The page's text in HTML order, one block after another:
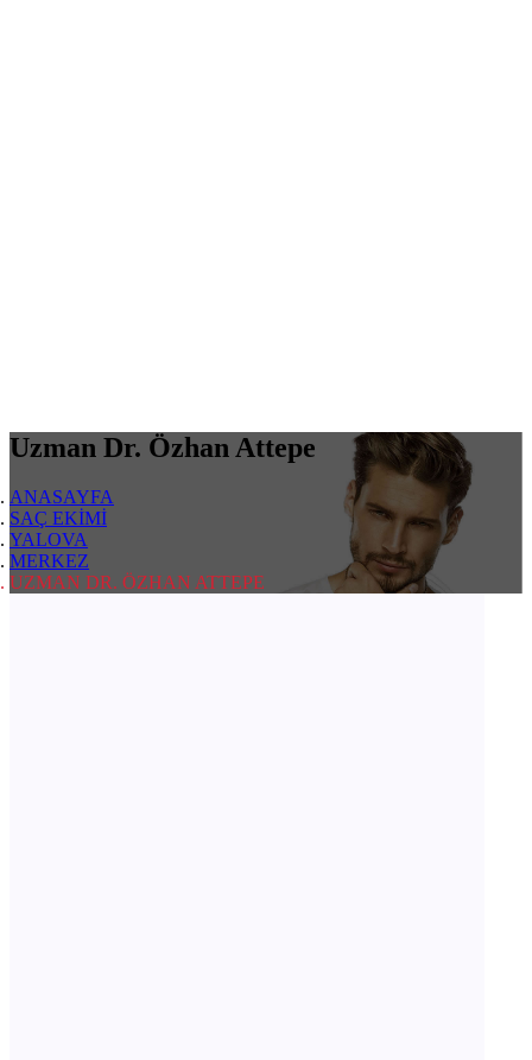
Uzman Dr. Özhan Attepe
ANASAYFA
SAÇ EKİMİ
YALOVA
MERKEZ
UZMAN DR. ÖZHAN ATTEPE